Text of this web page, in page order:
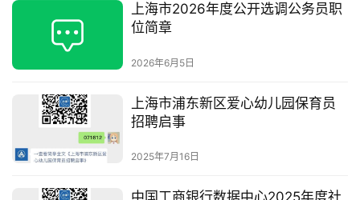
上海市2026年度公开选调公务员职
位简章
2026年6月5日
上海市浦东新区爱心幼儿园保育员
招聘启事
2025年7月16日
中国工商银行数据中心2025年度社